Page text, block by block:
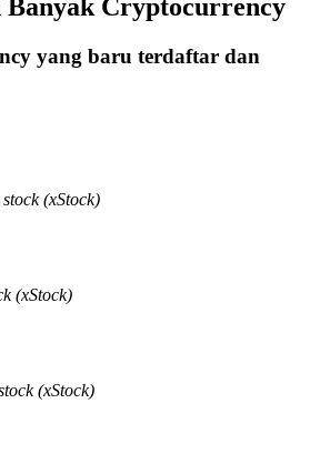
penghasilan pasif
Banyak Cryptocurrency
yang baru terdaftar dan
(xStock)
(xStock)
(xStock)